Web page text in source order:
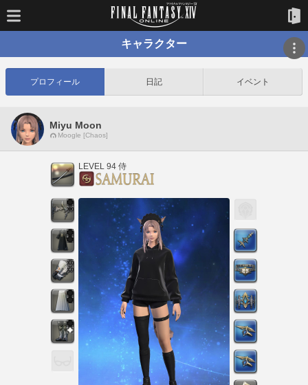
キャラクター
プロフィール 日記 イベント
Miyu Moon
Moogle [Chaos]
LEVEL 94 侍